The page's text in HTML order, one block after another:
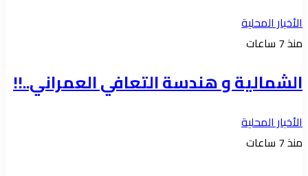
الأخبار المحلية
منذ 7 ساعات
الشمالية و هندسة التعافي العمراني..!!
الأخبار المحلية
منذ 7 ساعات